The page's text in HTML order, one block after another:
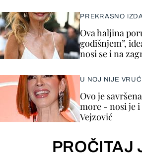
PREKRASNO
Ova haljina
godišnjem”,
nosi se i na
U NOJ NIJE
Ovo je
more - nosi je
Vejzović
PROČITAJ